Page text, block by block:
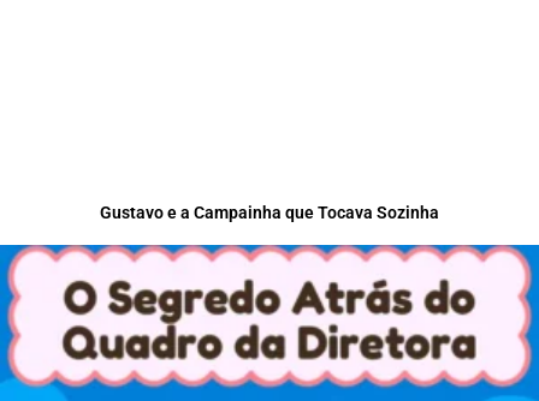
Gustavo e a Campainha que Tocava Sozinha